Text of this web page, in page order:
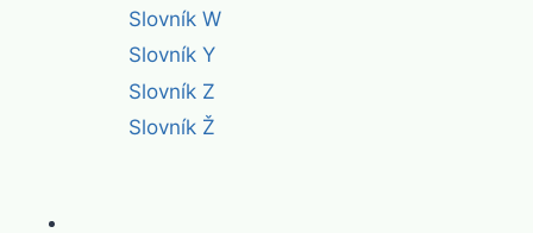
Slovník W
Slovník Y
Slovník Z
Slovník Ž